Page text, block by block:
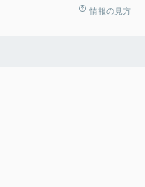
情報の見方